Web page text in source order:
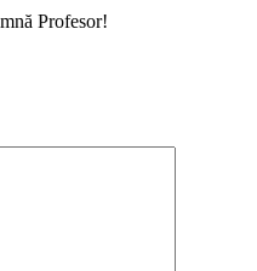
Profesor!